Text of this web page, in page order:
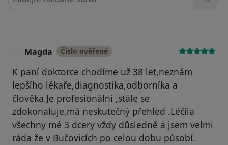
Magda Číslo ověřené
K paní doktorce chodíme už 38 let,neznám
lepšího lékaře,diagnostika,odborníka a
člověka.Je profesionální ,stále se
zdokonaluje,má neskutečný přehled .Léčila
všechny mé 3 dcery vždy důsledně a jsem velmi
ráda že v Bučovicích po celou dobu působí.